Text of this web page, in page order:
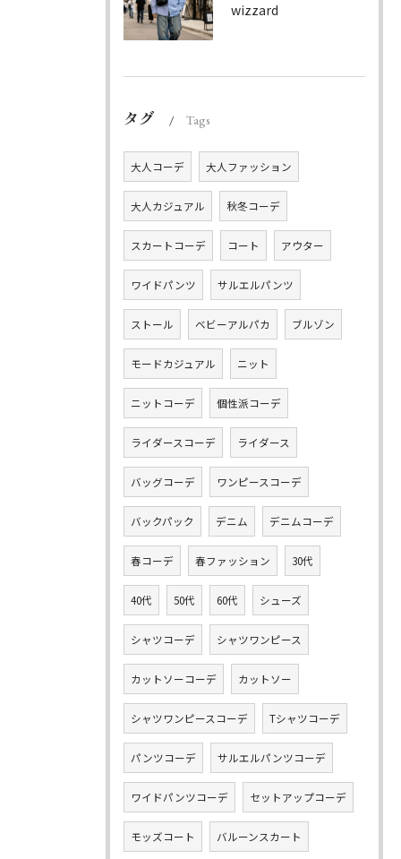
wizzard
タグ Tags
大人コーデ 大人ファッション
大人カジュアル 秋冬コーデ
スカートコーデ コート アウター
ワイドパンツ サルエルパンツ
ストール ベビーアルパカ ブルゾン
モードカジュアル ニット
ニットコーデ 個性派コーデ
ライダースコーデ ライダース
バッグコーデ ワンピースコーデ
バックパック デニム デニムコーデ
春コーデ 春ファッション 30代
40代 50代 60代 シューズ
シャツコーデ シャツワンピース
カットソーコーデ カットソー
シャツワンピースコーデ Tシャツコーデ
パンツコーデ サルエルパンツコーデ
ワイドパンツコーデ セットアップコーデ
モッズコート バルーンスカート